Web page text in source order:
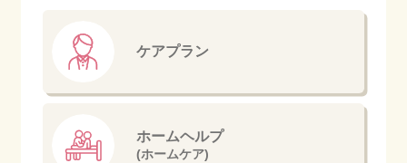
ケアプラン
ホームヘルプ
(ホームケア)